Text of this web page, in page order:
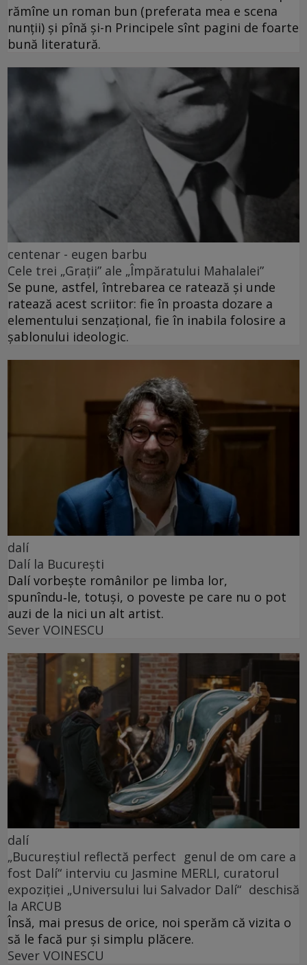
rămîne un roman bun (preferata mea e scena
nunții) și pînă și-n Principele sînt pagini de foarte
bună literatură.
centenar - eugen barbu
Cele trei „Grații” ale „Împăratului Mahalalei”
Se pune, astfel, întrebarea ce ratează și unde
ratează acest scriitor: fie în proasta dozare a
elementului senzațional, fie în inabila folosire a
șablonului ideologic.
dalí
Dalí la București
Dalí vorbește românilor pe limba lor,
spunîndu‑le, totuși, o poveste pe care nu o pot
auzi de la nici un alt artist.
Sever VOINESCU
dalí
„Bucureștiul reflectă perfect genul de om care a
fost Dalí“ interviu cu Jasmine MERLI, curatorul
expoziției „Universului lui Salvador Dalí“ deschisă
la ARCUB
Însă, mai presus de orice, noi sperăm că vizita o
să le facă pur și simplu plăcere.
Sever VOINESCU